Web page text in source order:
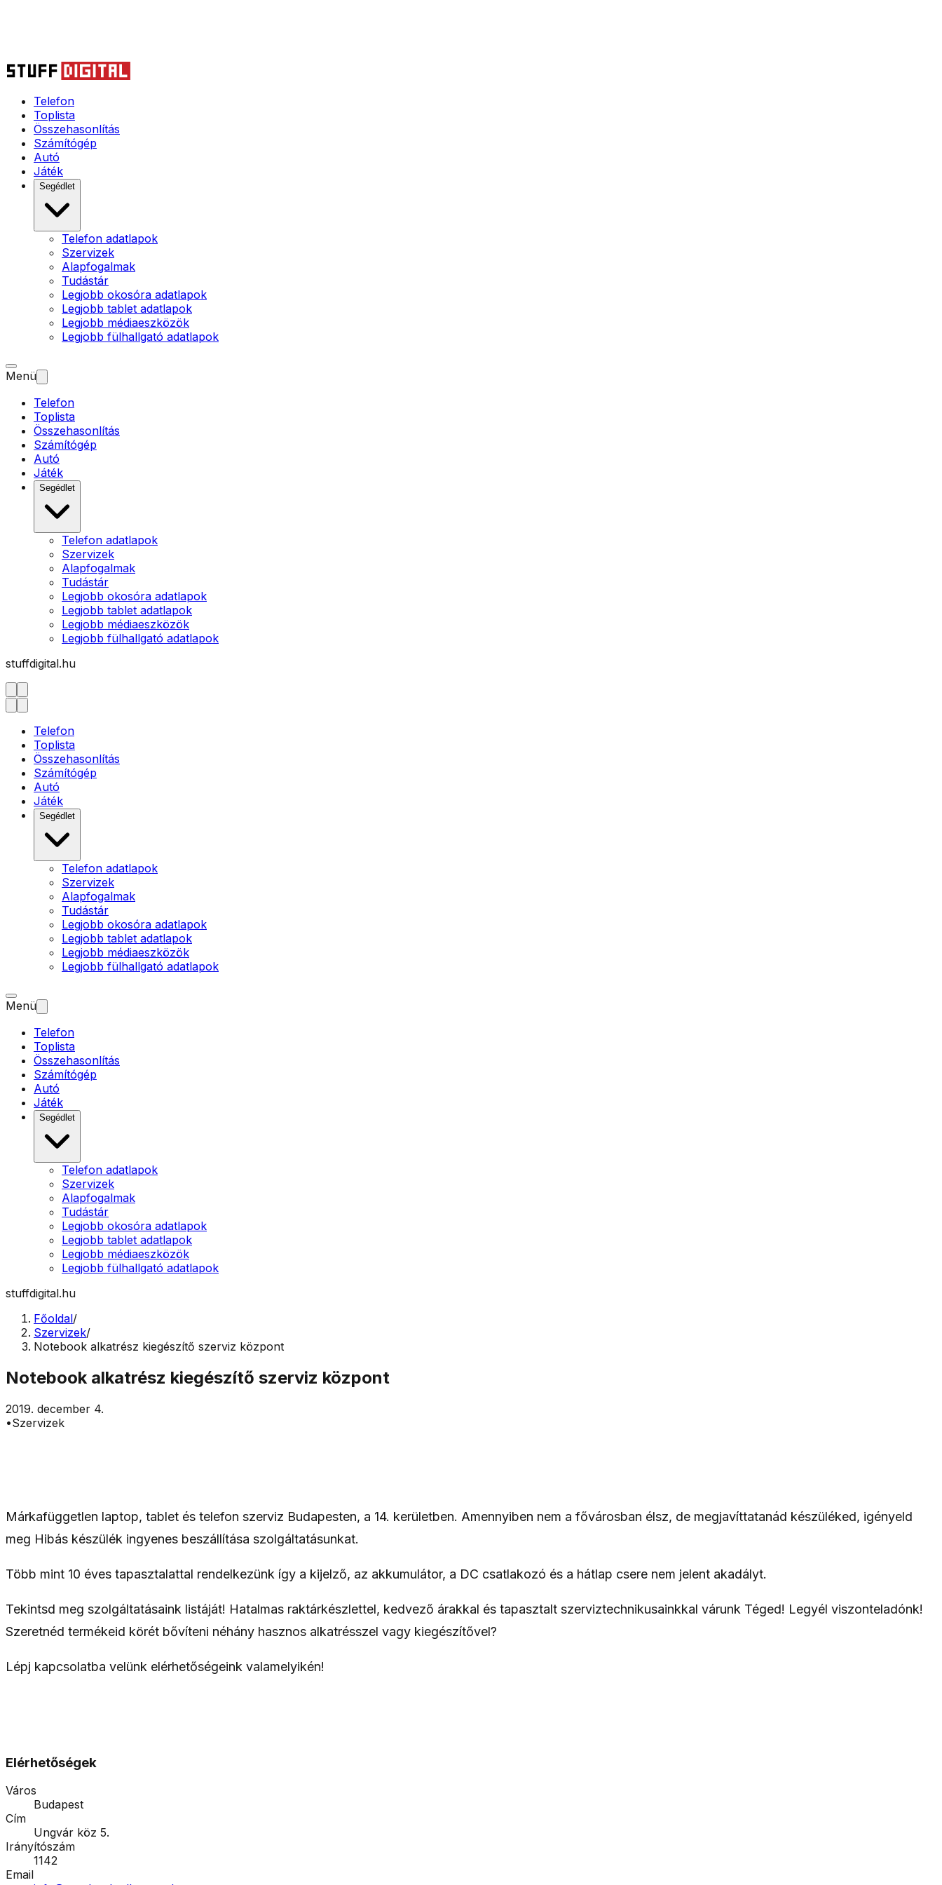
Telefon
Toplista
Összehasonlítás
Számítógép
Autó
Játék
Segédlet
Telefon adatlapok
Szervizek
Alapfogalmak
Tudástár
Legjobb okosóra adatlapok
Legjobb tablet adatlapok
Legjobb médiaeszközök
Legjobb fülhallgató adatlapok
Menü
Telefon
Toplista
Összehasonlítás
Számítógép
Autó
Játék
Segédlet
Telefon adatlapok
Szervizek
Alapfogalmak
Tudástár
Legjobb okosóra adatlapok
Legjobb tablet adatlapok
Legjobb médiaeszközök
Legjobb fülhallgató adatlapok
stuffdigital.hu
Telefon
Toplista
Összehasonlítás
Számítógép
Autó
Játék
Segédlet
Telefon adatlapok
Szervizek
Alapfogalmak
Tudástár
Legjobb okosóra adatlapok
Legjobb tablet adatlapok
Legjobb médiaeszközök
Legjobb fülhallgató adatlapok
Menü
Telefon
Toplista
Összehasonlítás
Számítógép
Autó
Játék
Segédlet
Telefon adatlapok
Szervizek
Alapfogalmak
Tudástár
Legjobb okosóra adatlapok
Legjobb tablet adatlapok
Legjobb médiaeszközök
Legjobb fülhallgató adatlapok
stuffdigital.hu
Főoldal/
Szervizek/
Notebook alkatrész kiegészítő szerviz központ
Notebook alkatrész kiegészítő szerviz központ
2019. december 4.
•Szervizek
Márkafüggetlen laptop, tablet és telefon szerviz Budapesten, a 14. kerületben. Amennyiben nem a fővárosban élsz, de megjavíttatanád készüléked, igényeld
meg Hibás készülék ingyenes beszállítása szolgáltatásunkat.
Több mint 10 éves tapasztalattal rendelkezünk így a kijelző, az akkumulátor, a DC csatlakozó és a hátlap csere nem jelent akadályt.
Tekintsd meg szolgáltatásaink listáját! Hatalmas raktárkészlettel, kedvező árakkal és tapasztalt szerviztechnikusainkkal várunk Téged! Legyél viszonteladónk!
Szeretnéd termékeid körét bővíteni néhány hasznos alkatrésszel vagy kiegészítővel?
Lépj kapcsolatba velünk elérhetőségeink valamelyikén!
Elérhetőségek
Város
Budapest
Cím
Ungvár köz 5.
Irányítószám
1142
Email